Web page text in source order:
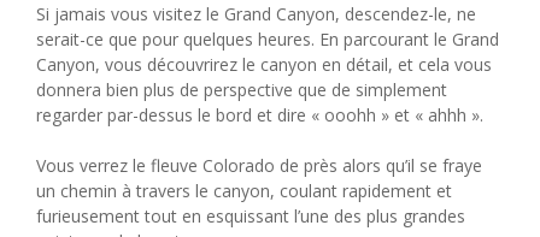
Si jamais vous visitez le Grand Canyon, descendez-le, ne
serait-ce que pour quelques heures. En parcourant le Grand
Canyon, vous découvrirez le canyon en détail, et cela vous
donnera bien plus de perspective que de simplement
regarder par-dessus le bord et dire « ooohh » et « ahhh ».
Vous verrez le fleuve Colorado de près alors qu’il se fraye
un chemin à travers le canyon, coulant rapidement et
furieusement tout en esquissant l’une des plus grandes